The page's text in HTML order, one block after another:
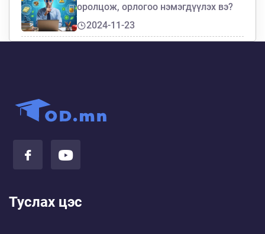
оролцож, орлогоо нэмэгдүүлэх вэ?
2024-11-23
Таны тархи яагаад таныг хуурдаг
болгох 7 баримт
Туслах цэс